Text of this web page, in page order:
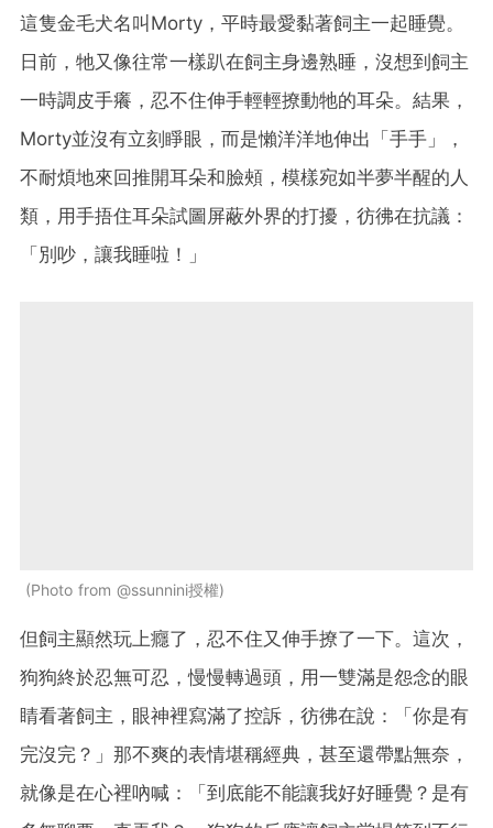
這隻金毛犬名叫Morty，平時最愛黏著飼主一起睡覺。
日前，牠又像往常一樣趴在飼主身邊熟睡，沒想到飼主
一時調皮手癢，忍不住伸手輕輕撩動牠的耳朵。結果，
Morty並沒有立刻睜眼，而是懶洋洋地伸出「手手」，
不耐煩地來回推開耳朵和臉頰，模樣宛如半夢半醒的人
類，用手捂住耳朵試圖屏蔽外界的打擾，彷彿在抗議：
「別吵，讓我睡啦！」
Photo from @ssunnini授權
但飼主顯然玩上癮了，忍不住又伸手撩了一下。這次，
狗狗終於忍無可忍，慢慢轉過頭，用一雙滿是怨念的眼
睛看著飼主，眼神裡寫滿了控訴，彷彿在說：「你是有
完沒完？」那不爽的表情堪稱經典，甚至還帶點無奈，
就像是在心裡吶喊：「到底能不能讓我好好睡覺？是有